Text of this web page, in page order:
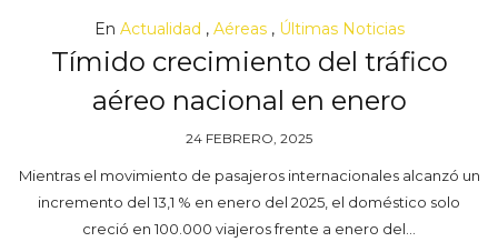
En Actualidad , Aéreas, Últimas Noticias
Tímido crecimiento del tráfico
aéreo nacional en enero
24 FEBRERO, 2025
Mientras el movimiento de pasajeros internacionales alcanzó un
incremento del 13,1 % en enero del 2025, el doméstico solo
creció en 100.000 viajeros frente a enero del…